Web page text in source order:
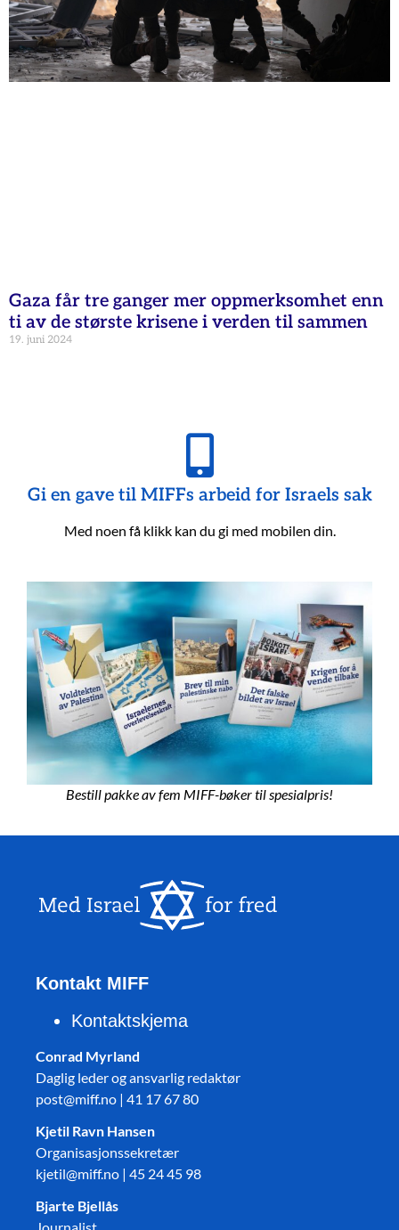
Gaza får tre ganger mer oppmerksomhet enn
ti av de største krisene i verden til sammen
19. juni 2024
Gi en gave til MIFFs arbeid for Israels sak
Med noen få klikk kan du gi med mobilen din.
Bestill pakke av fem MIFF-bøker til spesialpris!
Kontakt MIFF
Kontaktskjema
Conrad Myrland
Daglig leder og ansvarlig redaktør
post@miff.no | 41 17 67 80
Kjetil Ravn Hansen
Organisasjonssekretær
kjetil@miff.no | 45 24 45 98
Bjarte Bjellås